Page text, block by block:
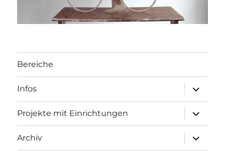
Bereiche
Infos
öffnen
Projekte mit Einrichtungen
öffnen
Archiv
öffnen